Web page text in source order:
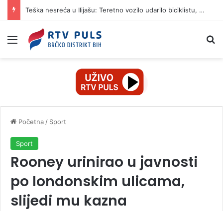
Teška nesreća u Ilijašu: Teretno vozilo udarilo biciklistu, 75-godišnjak zadržan u bolnici
Izbornik
Početna / Sport
Sport
Rooney urinirao u javnosti
po londonskim ulicama,
slijedi mu kazna